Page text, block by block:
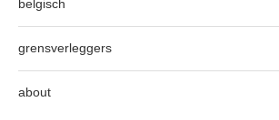
belgisch
grensverleggers
about